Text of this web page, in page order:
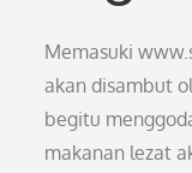
Memasuki
akan disambut
begitu
makanan lezat